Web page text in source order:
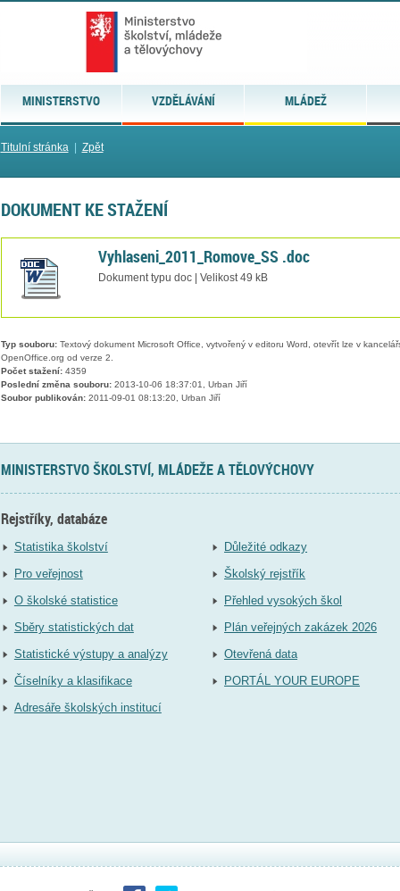
MINISTERSTVO VZDĚLÁVÁNÍ MLÁDEŽ
Titulní stránka| Zpět
DOKUMENT KE STAŽENÍ
Vyhlaseni_2011_Romove_SS .doc
Dokument typu doc | Velikost 49 kB
Typ souboru:Textový dokument Microsoft Office, vytvořený v editoru Word, otevřít lze v
OpenOffice.org od verze 2.
Počet stažení:4359
Poslední změna souboru:2013-10-06 18:37:01, Urban Jiří
Soubor publikován:2011-09-01 08:13:20, Urban Jiří
MINISTERSTVO ŠKOLSTVÍ, MLÁDEŽE A TĚLOVÝCHOVY
Rejstříky, databáze
Statistika školství
Pro veřejnost
O školské statistice
Sběry statistických dat
Statistické výstupy a analýzy
Číselníky a klasifikace
Adresáře školských institucí
Důležité odkazy
Školský rejstřík
Přehled vysokých škol
Plán veřejných zakázek 2026
Otevřená data
PORTÁL YOUR EUROPE